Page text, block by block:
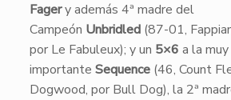
Fagery además 4ª madre del
Campeón Unbridled(87-01,
por Le Fabuleux); y un 5×6 a la muy
importante Sequence(46, Count
Dogwood, por Bull Dog), la 2ª